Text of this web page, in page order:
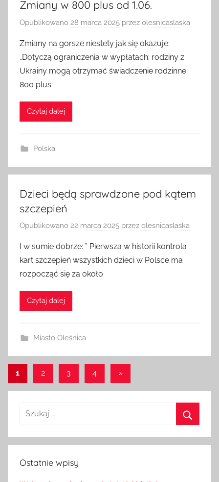
Zmiany w 800 plus od 1.06.
Opublikowano 28 marca 2025 przez olesnicaslaska
Zmiany na gorsze niestety jak się okazuje:
„Dotyczą ograniczenia w wypłatach: rodziny z
Ukrainy mogą otrzymać świadczenie rodzinne
800 plus
Czytaj dalej
Polska
Dzieci będą sprawdzone pod kątem
szczepień
Opublikowano 22 marca 2025 przez olesnicaslaska
I w sumie dobrze: ” Pierwsza w historii kontrola
kart szczepień wszystkich dzieci w Polsce ma
rozpocząć się za około
Czytaj dalej
Miasto Oleśnica
Stronicowanie
wpisów
1 2 3 4
Następne
wpisy
»
Szukaj:
Ostatnie wpisy